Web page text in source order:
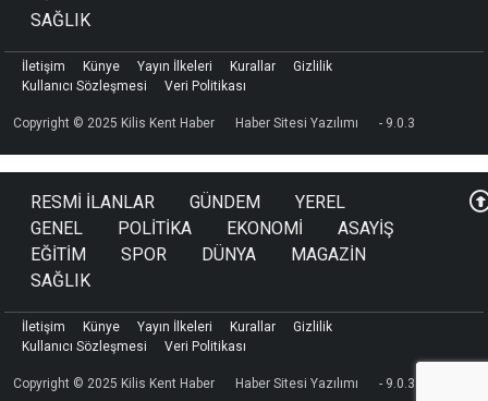
SAĞLIK
Copyright © 2025 Kilis Kent Haber Haber Sitesi Yazılımı - 9.0.3
İletişim Künye Yayın İlkeleri Kurallar
Gizlilik
Kullanıcı Sözleşmesi
Veri Politikası
RESMİ İLANLAR GÜNDEM
YEREL
GENEL
POLİTİKA EKONOMİ
ASAYİŞ
EĞİTİM
SPOR DÜNYA
MAGAZİN
SAĞLIK
Copyright © 2025 Kilis Kent Haber Haber Sitesi Yazılımı - 9.0.3
İletişim Künye Yayın İlkeleri Kurallar
Gizlilik
Kullanıcı Sözleşmesi
Veri Politikası